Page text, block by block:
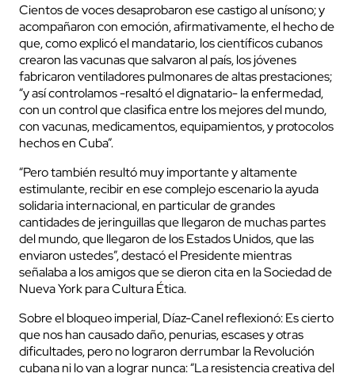
Cientos de voces desaprobaron ese castigo al unísono; y
acompañaron con emoción, afirmativamente, el hecho de
que, como explicó el mandatario, los científicos cubanos
crearon las vacunas que salvaron al país, los jóvenes
fabricaron ventiladores pulmonares de altas prestaciones;
“y así controlamos -resaltó el dignatario- la enfermedad,
con un control que clasifica entre los mejores del mundo,
con vacunas, medicamentos, equipamientos, y protocolos
hechos en Cuba”.
“Pero también resultó muy importante y altamente
estimulante, recibir en ese complejo escenario la ayuda
solidaria internacional, en particular de grandes
cantidades de jeringuillas que llegaron de muchas partes
del mundo, que llegaron de los Estados Unidos, que las
enviaron ustedes”, destacó el Presidente mientras
señalaba a los amigos que se dieron cita en la Sociedad de
Nueva York para Cultura Ética.
Sobre el bloqueo imperial, Díaz-Canel reflexionó: Es cierto
que nos han causado daño, penurias, escases y otras
dificultades, pero no lograron derrumbar la Revolución
cubana ni lo van a lograr nunca: “La resistencia creativa del